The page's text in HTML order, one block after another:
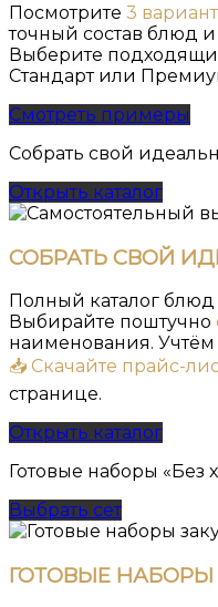
Посмотрите 3
точный состав блюд и
Выберите
Стандарт или
Смотреть примеры
Собрать свой
Открыть каталог
СОБРАТЬ СВОЙ
Полный каталог
Выбирайте поштучно
наименования.
📥 Скачайте прайс-
странице.
Открыть каталог
Готовые наборы «Без
Выбрать сет
ГОТОВЫЕ НАБОРЫ